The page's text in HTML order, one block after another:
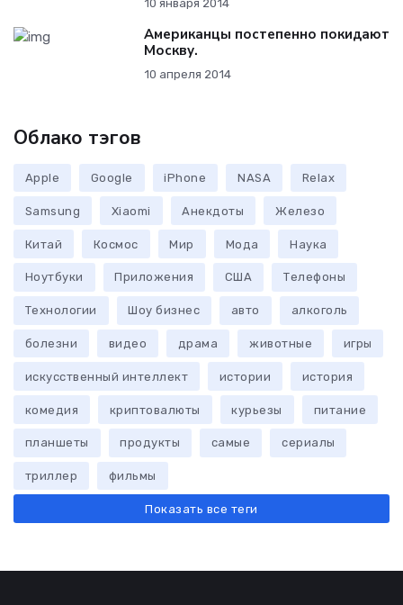
10 января 2014
Американцы постепенно покидают
Москву.
10 апреля 2014
Облако тэгов
Apple Google iPhone NASA Relax
Samsung Xiaomi Анекдоты Железо
Китай Космос Мир Мода Наука
Ноутбуки Приложения США Телефоны
Технологии Шоу бизнес авто алкоголь
болезни видео драма животные игры
искусственный интеллект истории история
комедия криптовалюты курьезы питание
планшеты продукты самые сериалы
триллер фильмы
Показать все теги